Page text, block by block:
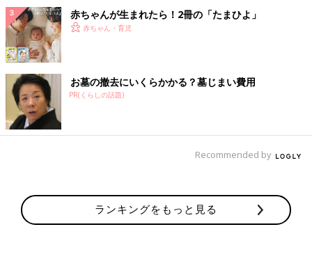
赤ちゃんが生まれたら！2冊の「たまひよ」
赤ちゃん・育児
お墓の撤去にいくらかかる？墓じまい費用
PR(くらしの話題)
Recommended by
ランキングをもっと見る